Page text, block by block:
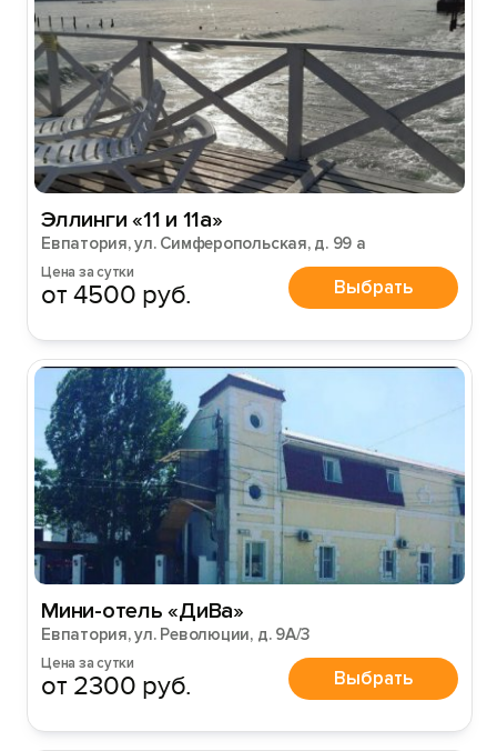
Эллинги «11 и 11а»
Евпатория, ул. Симферопольская, д. 99 а
Цена за сутки
от 4500 руб. Выбрать
Мини-отель «ДиВа»
Евпатория, ул. Революции, д. 9А/3
Цена за сутки
от 2300 руб. Выбрать